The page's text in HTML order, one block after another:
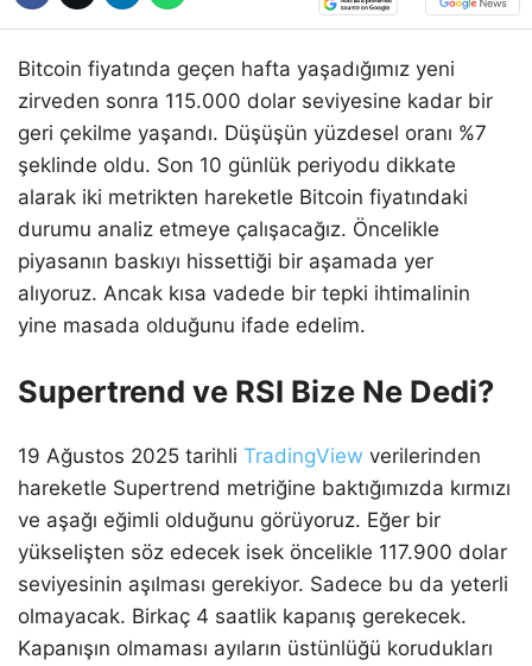
Bitcoin fiyatında geçen hafta yaşadığımız yeni
zirveden sonra 115.000 dolar seviyesine kadar bir
geri çekilme yaşandı. Düşüşün yüzdesel oranı %7
şeklinde oldu. Son 10 günlük periyodu dikkate
alarak iki metrikten hareketle Bitcoin fiyatındaki
durumu analiz etmeye çalışacağız. Öncelikle
piyasanın baskıyı hissettiği bir aşamada yer
alıyoruz. Ancak kısa vadede bir tepki ihtimalinin
yine masada olduğunu ifade edelim.
Supertrend ve RSI Bize Ne Dedi?
19 Ağustos 2025 tarihli TradingView verilerinden
hareketle Supertrend metriğine baktığımızda kırmızı
ve aşağı eğimli olduğunu görüyoruz. Eğer bir
yükselişten söz edecek isek öncelikle 117.900 dolar
seviyesinin aşılması gerekiyor. Sadece bu da yeterli
olmayacak. Birkaç 4 saatlik kapanış gerekecek.
Kapanışın olmaması ayıların üstünlüğü korudukları